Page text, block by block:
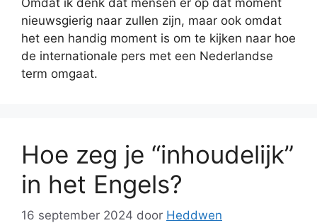
nieuwsgierig naar zullen zijn, maar ook omdat
het een handig moment is om te kijken naar hoe
de internationale pers met een Nederlandse
term omgaat.
Hoe zeg je “inhoudelijk”
in het Engels?
16 september 2024 door Heddwen